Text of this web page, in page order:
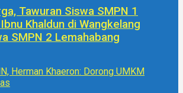
Tawuran Siswa SMPN 1
Khaldun di Wangkelang
SMPN 2 Lemahabang